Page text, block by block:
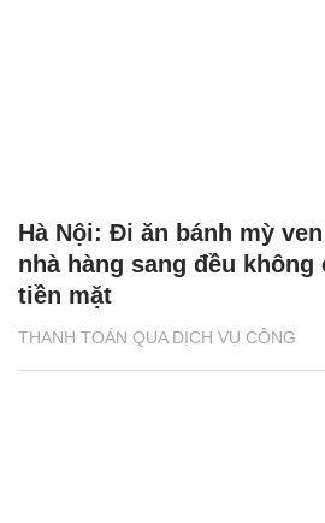
THANH TOÁN QUA DỊCH VỤ CÔNG
Hà Nội: Đi ăn bánh mỳ
nhà hàng sang đều không
tiền mặt